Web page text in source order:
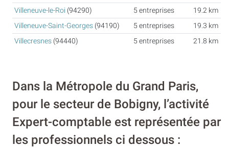
Villeneuve-le-Roi (94290) 5 entreprises
19.2 km
Villeneuve-Saint-Georges (94190) 5 entreprises
19.3 km
Villecresnes (94440) 5 entreprises 21.8 km
Dans la Métropole du Grand Paris,
pour le secteur de Bobigny, l’activité
Expert-comptable est représentée par
les professionnels ci dessous :